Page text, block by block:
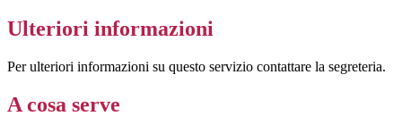
Ulteriori informazioni
Per ulteriori informazioni su questo servizio contattare la segreteria.
A cosa serve